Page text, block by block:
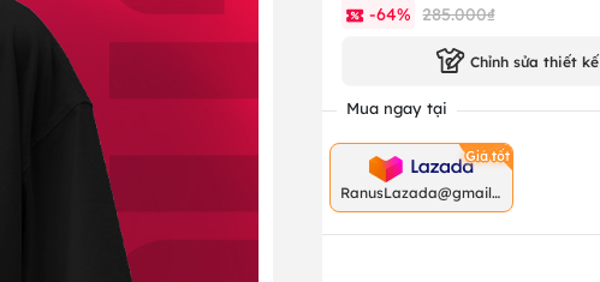
-64% 285.000₫
Chỉnh sửa thiết kế
Mua ngay tại
RanusLazada@gmail.
com